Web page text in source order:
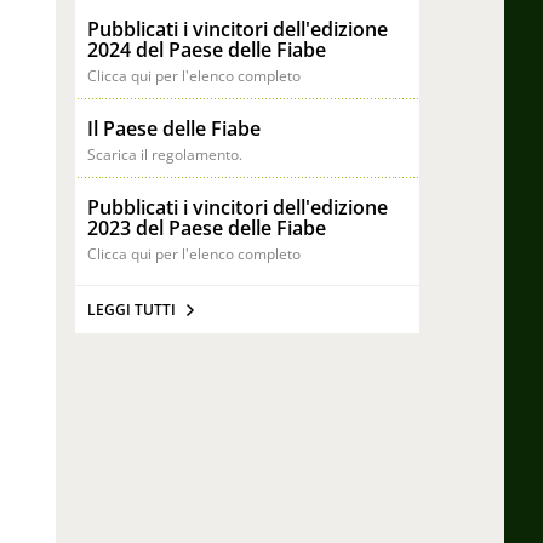
Pubblicati i vincitori dell'edizione
2024 del Paese delle Fiabe
Clicca qui per l'elenco completo
Il Paese delle Fiabe
Scarica il regolamento.
Pubblicati i vincitori dell'edizione
2023 del Paese delle Fiabe
Clicca qui per l'elenco completo
LEGGI TUTTI